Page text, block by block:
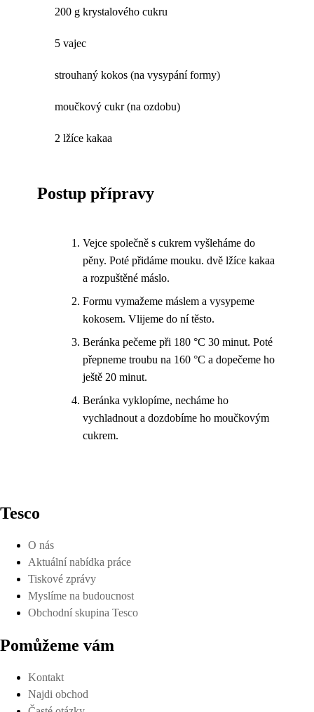
200 g krystalového cukru
5 vajec
strouhaný kokos (na vysypání formy)
moučkový cukr (na ozdobu)
2 lžíce kakaa
Postup přípravy
Vejce společně s cukrem vyšleháme do
pěny. Poté přidáme mouku. dvě lžíce kakaa
a rozpuštěné máslo.
Formu vymažeme máslem a vysypeme
kokosem. Vlijeme do ní těsto.
Beránka pečeme při 180 °C 30 minut. Poté
přepneme troubu na 160 °C a dopečeme ho
ještě 20 minut.
Beránka vyklopíme, necháme ho
vychladnout a dozdobíme ho moučkovým
cukrem.
Tesco
O nás
Aktuální nabídka práce
Tiskové zprávy
Myslíme na budoucnost
Obchodní skupina Tesco
Pomůžeme vám
Kontakt
Najdi obchod